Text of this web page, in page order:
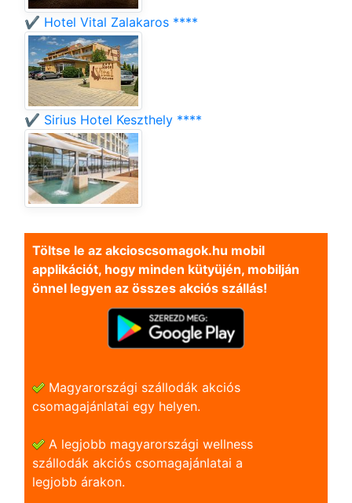
✔️ Hotel Vital Zalakaros ****
✔️ Sirius Hotel Keszthely ****
Töltse le az akcioscsomagok.hu mobil
applikációt, hogy minden kütyüjén, mobilján
önnel legyen az összes akciós szállás!
Magyarországi szállodák akciós
csomagajánlatai egy helyen.
A legjobb magyarországi wellness
szállodák akciós csomagajánlatai a
legjobb árakon.